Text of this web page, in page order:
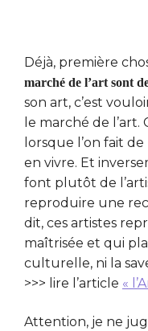
Déjà, première
marché de l’art sont
son art, c’est
le marché de l’art.
lorsque l’on fait
en vivre. Et
font plutôt de
reproduire une
dit, ces artistes
maîtrisée et qui
culturelle, ni la
>>> lire l’article «
Attention, je ne